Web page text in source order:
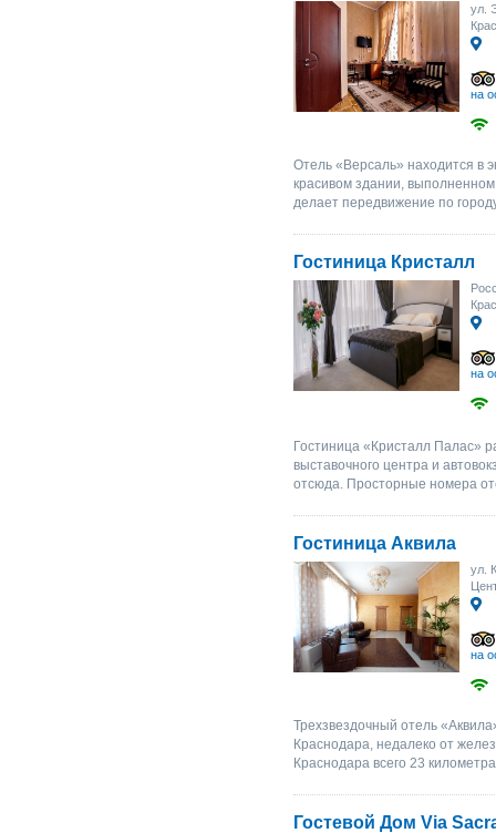
ул.
на
Отель «Версаль» находится в
красивом здании, выполненном
делает передвижение по
Гостиница Кристалл
на
Гостиница «Кристалл Палас»
выставочного центра и
отсюда. Просторные номера
Гостиница Аквила
ул.
на
Трехзвездочный отель
Краснодара, недалеко от
Краснодара всего 23
Гостевой Дом Via